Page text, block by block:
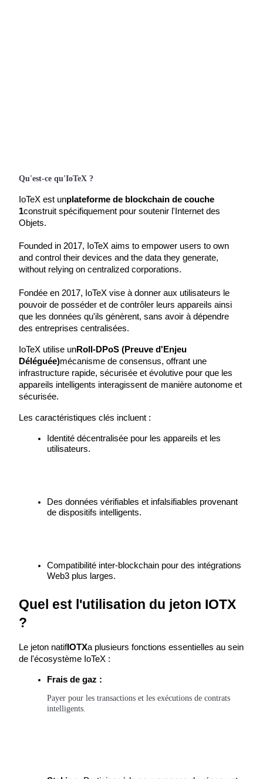
Devenez un trader de copie
trading
Information
Analyse de mégadonnées, y compris des informations
commerciales, etc.
Guide
Stratégies de trading
Apprenez à rester rentable
Qu'est-ce qu'IoTeX ?
IoTeX est unplateforme de blockchain de couche
1construit spécifiquement pour soutenir l'Internet des
Objets.
Founded in 2017, IoTeX aims to empower users to own
and control their devices and the data they generate,
without relying on centralized corporations.
Fondée en 2017, IoTeX vise à donner aux utilisateurs le
pouvoir de posséder et de contrôler leurs appareils ainsi
que les données qu'ils génèrent, sans avoir à dépendre
des entreprises centralisées.
IoTeX utilise unRoll-DPoS (Preuve d'Enjeu
Déléguée)mécanisme de consensus, offrant une
infrastructure rapide, sécurisée et évolutive pour que les
appareils intelligents interagissent de manière autonome et
sécurisée.
Les caractéristiques clés incluent :
Identité décentralisée pour les appareils et les
utilisateurs.
Des données vérifiables et infalsifiables provenant
de dispositifs intelligents.
Compatibilité inter-blockchain pour des intégrations
Web3 plus larges.
Quel est l'utilisation du jeton IOTX
?
Le jeton natifIOTXa plusieurs fonctions essentielles au sein
de l'écosystème IoTeX :
Frais de gaz :
Payer pour les transactions et les exécutions de contrats
intelligents.